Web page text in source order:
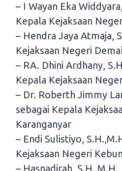
– I Wayan Eka
Kepala Kejaksaan
– Hendra Jaya Atmaja,
Kejaksaan Negeri
– RA. Dhini Ardhany,
Kepala Kejaksaan
– Dr. Roberth Jimmy
sebagai Kepala
Karanganyar
– Endi Sulistiyo,
Kejaksaan Negeri
– Hasnadirah,